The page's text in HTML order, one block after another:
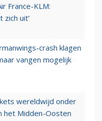
France-KLM:
zich uit’
crash klagen
vangen mogelijk
wereldwijd onder
het Midden-Oosten